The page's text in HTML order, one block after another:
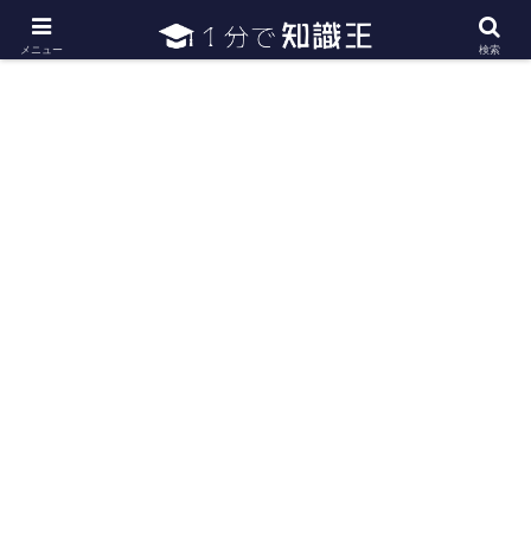
日常で必要な常識・知識や雑学・豆知識を幅広く紹介
メニュー 検索